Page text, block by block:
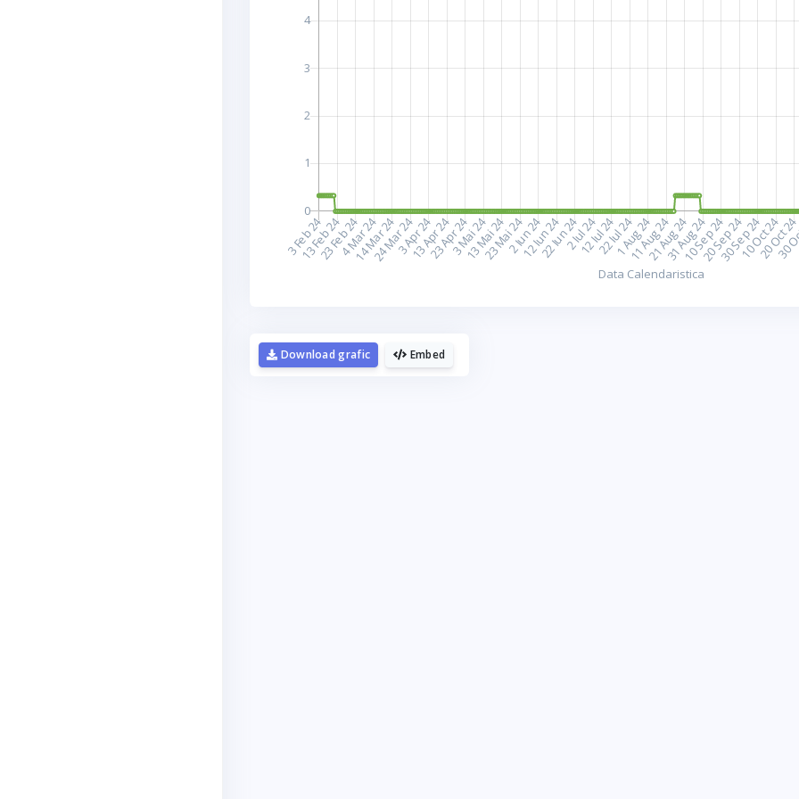
Embed
Download grafic
plac cafelele.
Daca urmaresti graficele de pe Graphs.ro, gandeste-te
o cafea mi-ar da energie sa mai fac si altele!
☕ Meriti o cafea! Poate altadata.